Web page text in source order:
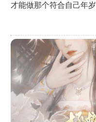
才能做那个符合自己年